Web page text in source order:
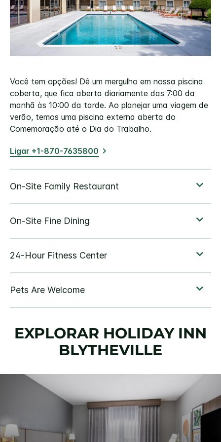
Você tem opções! Dê um mergulho em nossa piscina
coberta, que fica aberta diariamente das 7:00 da
manhã às 10:00 da tarde. Ao planejar uma viagem de
verão, temos uma piscina externa aberta do
Comemoração até o Dia do Trabalho.
Ligar +1-870-7635800
EXPLORAR HOLIDAY INN
BLYTHEVILLE